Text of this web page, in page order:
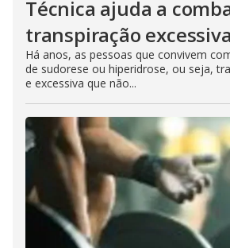
Técnica ajuda a
transpiração
Há anos, as pessoas que convivem
de sudorese ou hiperidrose, ou seja,
e excessiva que não...